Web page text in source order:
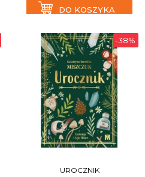
DO KOSZYKA
-38%
UROCZNIK